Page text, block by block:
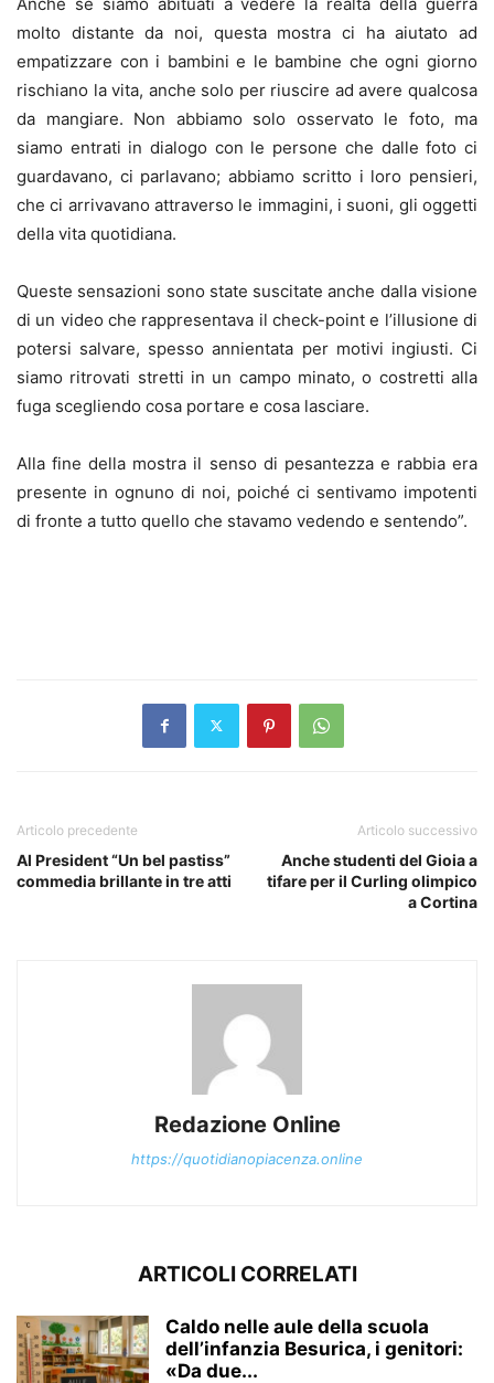
molto distante da noi, questa mostra ci ha aiutato ad
empatizzare con i bambini e le bambine che ogni giorno
rischiano la vita, anche solo per riuscire ad avere qualcosa
da mangiare. Non abbiamo solo osservato le foto, ma
siamo entrati in dialogo con le persone che dalle foto ci
guardavano, ci parlavano; abbiamo scritto i loro pensieri,
che ci arrivavano attraverso le immagini, i suoni, gli oggetti
della vita quotidiana.
Queste sensazioni sono state suscitate anche dalla visione
di un video che rappresentava il check-point e l’illusione di
potersi salvare, spesso annientata per motivi ingiusti. Ci
siamo ritrovati stretti in un campo minato, o costretti alla
fuga scegliendo cosa portare e cosa lasciare.
Alla fine della mostra il senso di pesantezza e rabbia era
presente in ognuno di noi, poiché ci sentivamo impotenti
di fronte a tutto quello che stavamo vedendo e sentendo”.
Articolo precedente
Al President “Un bel pastiss”
commedia brillante in tre atti
Articolo successivo
Anche studenti del Gioia a
tifare per il Curling olimpico
a Cortina
Redazione Online
https://quotidianopiacenza.online
ARTICOLI CORRELATI
Caldo nelle aule della scuola
dell’infanzia Besurica, i genitori:
«Da due...